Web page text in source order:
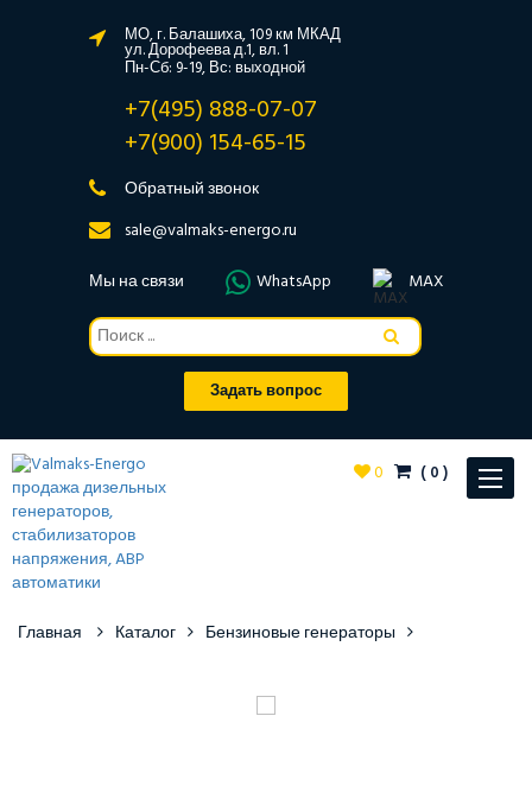
МО, г. Балашиха, 109 км МКАД
ул. Дорофеева д.1, вл. 1
Пн-Сб: 9-19, Вс: выходной
+7(495) 888-07-07
+7(900) 154-65-15
Обратный звонок
sale@valmaks-energo.ru
Мы на связи
WhatsApp MAX
Задать вопрос
Toggle
0 (0)
Главная Каталог Бензиновые генераторы